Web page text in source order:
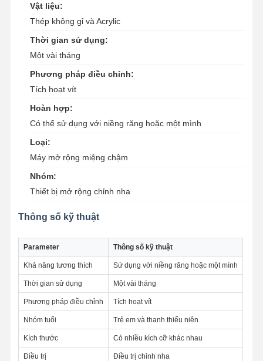
Nhà Sản Phẩm
Về Chúng
Tôi
Tham Quan
Nhà Máy
Kiểm Soát
Chất Lượng
Liên Hệ
Chúng Tôi
Tin Tức
Tất Cả Các
Vật liệu:
Thép không gỉ và Acrylic
Thời gian sử dụng:
Một vài tháng
Phương pháp điều chỉnh:
Tích hoạt vít
Hoàn hợp:
Có thể sử dụng với niềng răng hoặc một mình
Loại:
Máy mở rộng miệng chậm
Nhóm:
Thiết bị mở rộng chỉnh nha
Thông số kỹ thuật
Parameter Thông số kỹ thuật
Khả năng tương thích Sử dụng với niềng răng hoặc một mình
Thời gian sử dụng Một vài tháng
Phương pháp điều chỉnh Tích hoạt vít
Nhóm tuổi Trẻ em và thanh thiếu niên
Kích thước Có nhiều kích cỡ khác nhau
Điều trị Điều trị chỉnh nha